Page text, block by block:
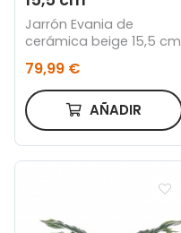
Jarrón Evania de
cerámica beige 15,5 cm
79,99 €
AÑADIR